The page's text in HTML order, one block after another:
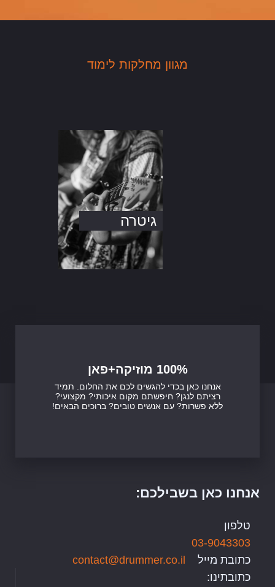
מגוון מחלקות לימוד
גיטרה
100% מוזיקה+פאן
אנחנו כאן בכדי להגשים לכם את החלום. תמיד
רציתם לנגן? חיפשתם מקום איכותי? מקצועי?
ללא פשרות? עם אנשים טובים? ברוכים הבאים!
אנחנו כאן בשבילכם:
טלפון
03-9043303
כתובת מייל
contact@drummer.co.il
כתובתינו: